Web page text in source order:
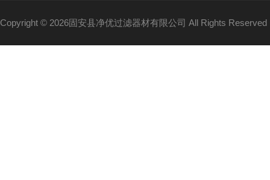
Copyright © 2026固安县净优过滤器材有限公司 All Rights